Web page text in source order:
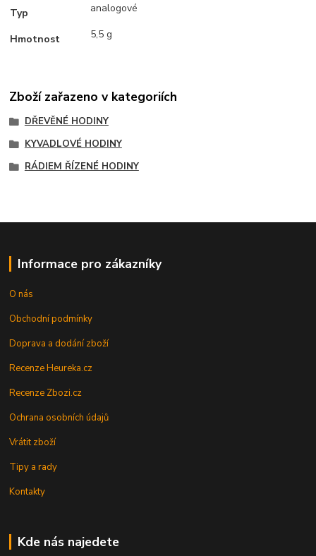
Typ analogové
Hmotnost 5,5 g
Zboží zařazeno v kategoriích
DŘEVĚNÉ HODINY
KYVADLOVÉ HODINY
RÁDIEM ŘÍZENÉ HODINY
Informace pro zákazníky
O nás
Obchodní podmínky
Doprava a dodání zboží
Recenze Heureka.cz
Recenze Zbozi.cz
Ochrana osobních údajů
Vrátit zboží
Tipy a rady
Kontakty
Kde nás najedete